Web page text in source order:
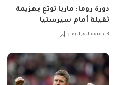
دورة روما: ماريا تودّع بهزيمة
ثقيلة أمام سيرستيا
3 دقيقة للقراءة